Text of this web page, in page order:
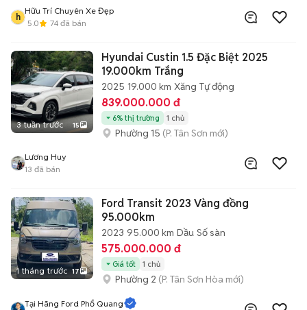
h
Hữu Trí Chuyên Xe Đẹp
5.0
74 đã bán
3 tuần trước 15
Hyundai Custin 1.5 Đặc Biệt 2025
19.000km Trắng
2025 19.000 km Xăng Tự động
839.000.000 đ
6% thị trường 1 chủ
Phường 15 (P. Tân Sơn mới)
Lương Huy
13 đã bán
1 tháng trước 17
Ford Transit 2023 Vàng đồng
95.000km
2023 95.000 km Dầu Số sàn
575.000.000 đ
Giá tốt 1 chủ
Phường 2 (P. Tân Sơn Hòa mới)
Tại Hãng Ford Phổ Quang